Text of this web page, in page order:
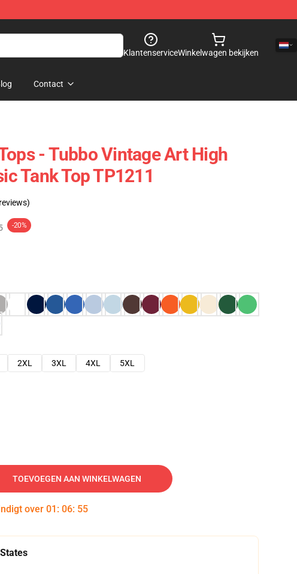
KlantenserviceWinkelwagen bekijken
Contact
- Tubbo Vintage Art High
Tank Top TP1211
-20%
2XL 3XL 4XL
5XL
TOEVOEGEN AAN WINKELWAGEN
over 01 : 06: 54